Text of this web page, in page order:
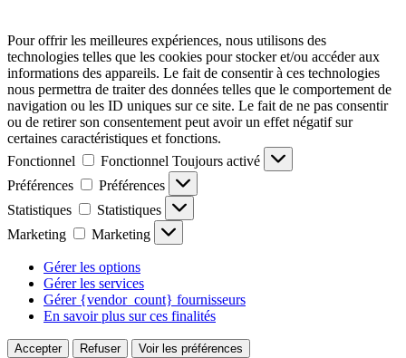
Pour offrir les meilleures expériences, nous utilisons des
technologies telles que les cookies pour stocker et/ou accéder aux
informations des appareils. Le fait de consentir à ces technologies
nous permettra de traiter des données telles que le comportement de
navigation ou les ID uniques sur ce site. Le fait de ne pas consentir
ou de retirer son consentement peut avoir un effet négatif sur
certaines caractéristiques et fonctions.
Fonctionnel
Fonctionnel Toujours activé
Préférences
Préférences
Statistiques
Statistiques
Marketing
Marketing
Gérer les options
Gérer les services
Gérer {vendor_count} fournisseurs
En savoir plus sur ces finalités
Accepter Refuser Voir les préférences